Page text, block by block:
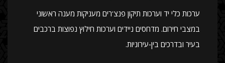
ערכות כלי יד וערכות תיקון פנצ'רים מעניקות מענה ראשוני
במצבי חירום. מדחסים ניידים וערכות חילוץ נפוצות ברכבים
בעיר ובדרכים בין‑עירוניות.